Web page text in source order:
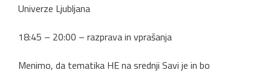
Univerze Ljubljana
18:45 – 20:00 – razprava in vprašanja
Menimo, da tematika HE na srednji Savi je in bo